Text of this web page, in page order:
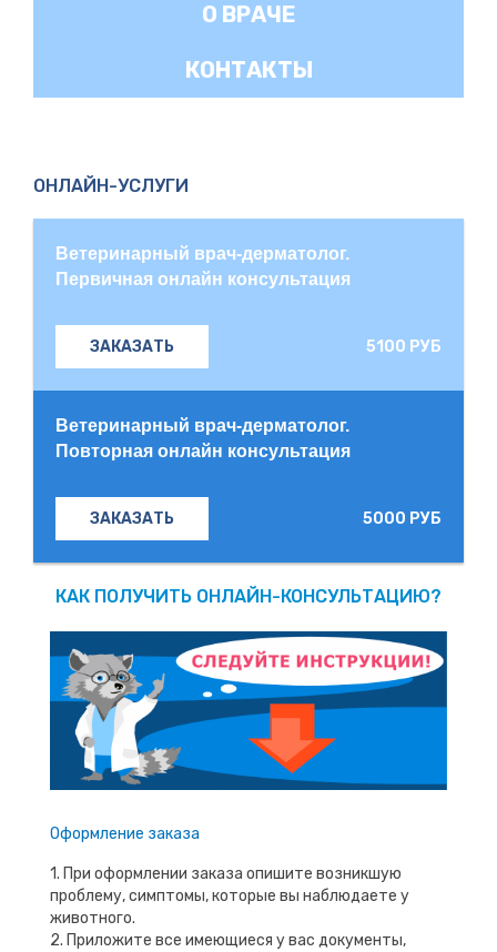
О ВРАЧЕ
КОНТАКТЫ
ОНЛАЙН-УСЛУГИ
Ветеринарный врач-дерматолог.
Первичная онлайн консультация
ЗАКАЗАТЬ 5100 РУБ
Ветеринарный врач-дерматолог.
Повторная онлайн консультация
ЗАКАЗАТЬ 5000 РУБ
КАК ПОЛУЧИТЬ ОНЛАЙН-КОНСУЛЬТАЦИЮ?
Оформление заказа
1. При оформлении заказа опишите возникшую
проблему, симптомы, которые вы наблюдаете у
животного.
2. Приложите все имеющиеся у вас документы,